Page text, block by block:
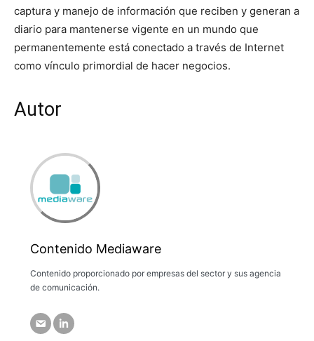
captura y manejo de información que reciben y generan a
diario para mantenerse vigente en un mundo que
permanentemente está conectado a través de Internet
como vínculo primordial de hacer negocios.
Autor
Contenido Mediaware
Contenido proporcionado por empresas del sector y sus agencia
de comunicación.